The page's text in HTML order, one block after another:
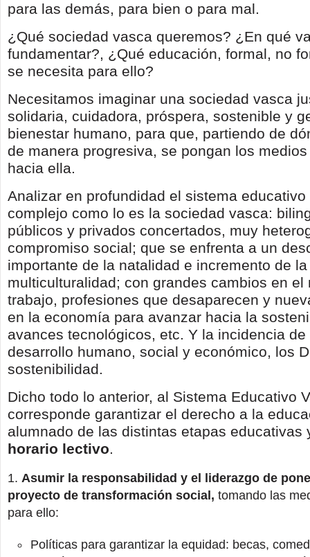
para las demás, para bien o para mal.
¿Qué sociedad vasca queremos? ¿En qué
fundamentar?, ¿Qué educación, formal, no
se necesita para ello?
Necesitamos imaginar una sociedad vasca
solidaria, cuidadora, próspera, sostenible y
bienestar humano, para que, partiendo de
de manera progresiva, se pongan los
hacia ella.
Analizar en profundidad el sistema
complejo como lo es la sociedad vasca:
públicos y privados concertados, muy
compromiso social; que se enfrenta a un
importante de la natalidad e incremento de la
multiculturalidad; con grandes cambios en el
trabajo, profesiones que desaparecen y
en la economía para avanzar hacia la
avances tecnológicos, etc. Y la incidencia
desarrollo humano, social y económico, los
sostenibilidad.
Dicho todo lo anterior, al Sistema Educativo
corresponde garantizar el derecho a la
alumnado de las distintas etapas educativas
horario lectivo.
Asumir la responsabilidad y el liderazgo de
proyecto de transformación social, tomando las
para ello:
Políticas para garantizar la equidad: becas,